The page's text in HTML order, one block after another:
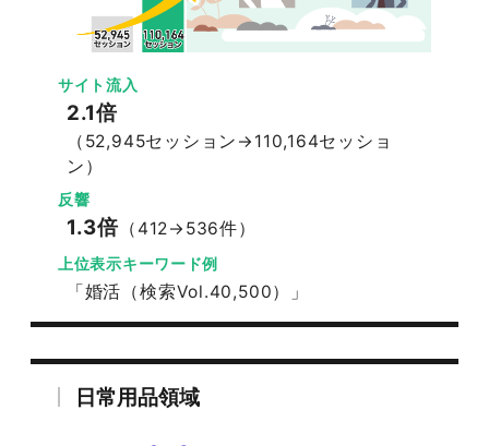
サイト流入
2.1倍
（52,945セッション→110,164セッショ
ン）
反響
1.3倍 （412→536件）
上位表示キーワード例
「婚活（検索Vol.40,500）」
日常用品領域